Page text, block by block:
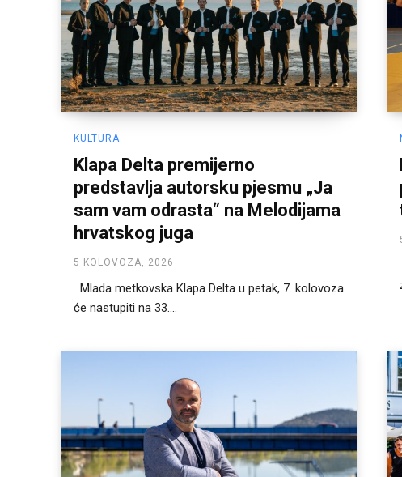
KULTURA
Klapa Delta premijerno
predstavlja autorsku pjesmu „Ja
sam vam odrasta“ na Melodijama
hrvatskog juga
5 KOLOVOZA, 2026
Mlada metkovska Klapa Delta u petak, 7. kolovoza
će nastupiti na 33....